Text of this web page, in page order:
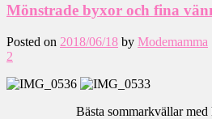
Mönstrade byxor och fina
Posted on 2018/06/18 by Modemamma
2
Bästa sommarkvällar med